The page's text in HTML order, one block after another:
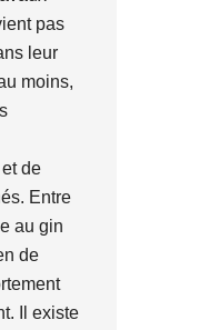
pas
leur
moins,
de
Entre
au gin
de
Il existe